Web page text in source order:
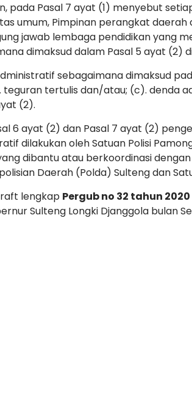
pada Pasal 7 ayat (1) menyebut
umum, Pimpinan perangkat
jawab lembaga pendidikan yang
dimaksud dalam Pasal 5 ayat (2)
sebagaimana dimaksud
teguran tertulis dan/atau; (c). denda
(2).
6 ayat (2) dan Pasal 7 ayat (2)
dilakukan oleh Satuan Polisi
dibantu atau berkoordinasi
Daerah (Polda) Sulteng dan
lengkap Pergub no 32 tahun 2020
Sulteng Longki Djanggola bulan